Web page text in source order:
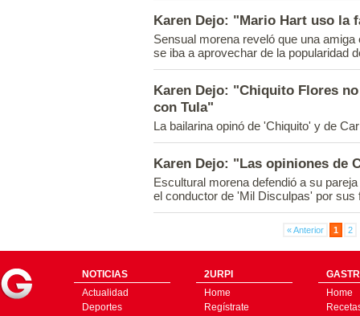
Karen Dejo: "Mario Hart uso la
Sensual morena reveló que una
se iba a aprovechar de la popularidad
Karen Dejo: "Chiquito Flores
con Tula"
La bailarina opinó de 'Chiquito' y de
Karen Dejo: "Las opiniones de
Escultural morena defendió a su
el conductor de 'Mil Disculpas' por sus
« Anterior 1 2
NOTICIAS
Actualidad
Deportes
2URPI
Home
Regístrate
Home